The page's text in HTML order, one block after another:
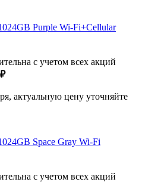
Purple Wi-Fi+Cellular
с учетом всех акций
актуальную цену уточняйте
Space Gray Wi-Fi
с учетом всех акций